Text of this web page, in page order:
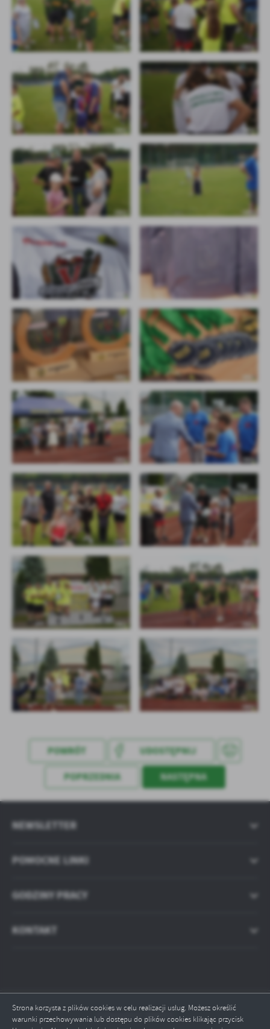
Strona korzysta z plików cookies w celu realizacji usług. Możesz określić
warunki przechowywania lub dostępu do plików cookies klikając przycisk
POWRÓT UDOSTĘPNIJ
POPRZEDNIA NASTĘPNA
POMOCNE LINKI
NEWSLETTER
GODZINY PRACY
KONTAKT
Odwiedzin: 184051